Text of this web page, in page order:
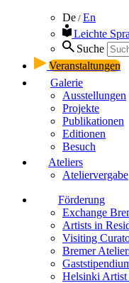
De / En
Leichte
Suche
Veranstaltungen
Galerie
Ausstellungen
Projekte
Publikationen
Editionen
Besuch
Ateliers
Ateliervergabe
Förderung
Exchange
Artists in
Visiting
Bremer
Helsinki Artist